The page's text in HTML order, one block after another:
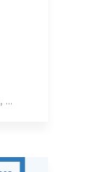
, ...